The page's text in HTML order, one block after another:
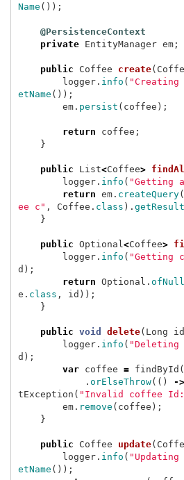
Name ());
@PersistenceContext
private
EntityManager em;
public Coffee create(
logger. info (
etName ());
em. persist ( coffee );
return coffee ;
}
public List<Coffee>
logger. info ( "Getting
return em. createQuery(
ee c" , Coffee . class ).
}
public Optional <Coffee>
logger. info ( "Getting
d );
return Optional .
e . class , id ));
}
public void delete( Long id
logger. info (
d );
var
coffee = findById (
. orElseThrow(() ->
tException ( "Invalid coffee
em. remove ( coffee );
}
public Coffee update(
logger. info (
etName ());